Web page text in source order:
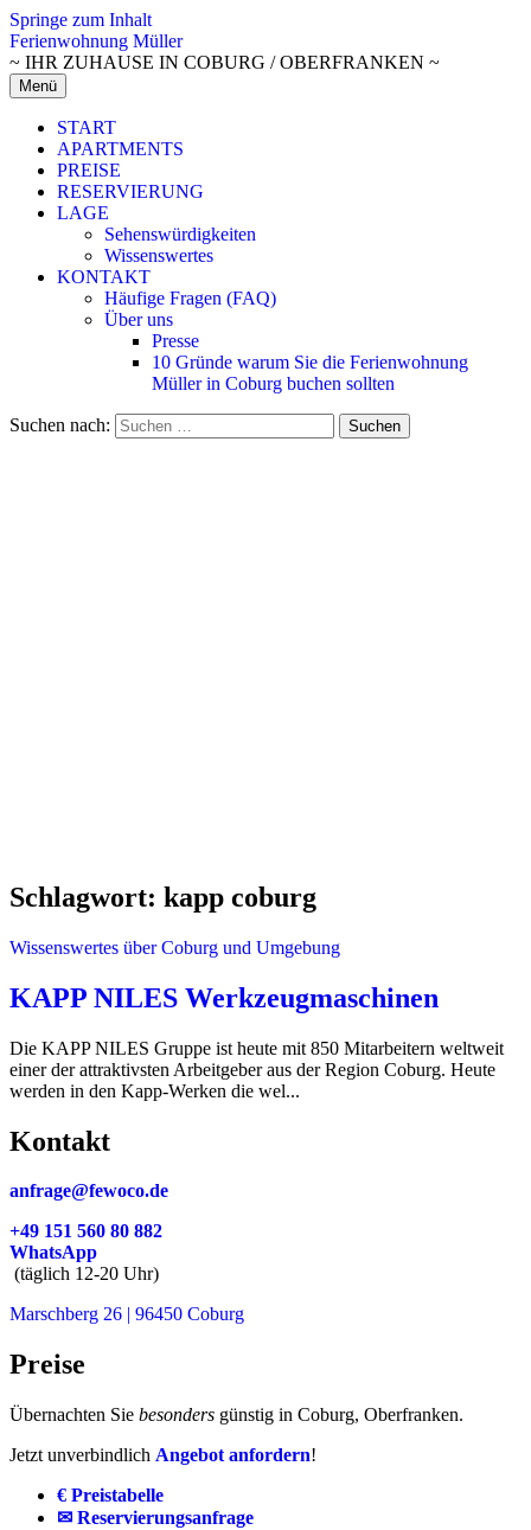
Springe zum Inhalt
Ferienwohnung Müller
~ IHR ZUHAUSE IN COBURG / OBERFRANKEN ~
Menü
START
APARTMENTS
PREISE
RESERVIERUNG
LAGE
Sehenswürdigkeiten
Wissenswertes
KONTAKT
Häufige Fragen (FAQ)
Über uns
Presse
10 Gründe warum Sie die Ferienwohnung
Müller in Coburg buchen sollten
Suchen nach:
Schlagwort: kapp coburg
Wissenswertes über Coburg und Umgebung
KAPP NILES Werkzeugmaschinen
Die KAPP NILES Gruppe ist heute mit 850 Mitarbeitern weltweit
einer der attraktivsten Arbeitgeber aus der Region Coburg. Heute
werden in den Kapp-Werken die wel...
Kontakt
anfrage@fewoco.de
+49 151 560 80 882
WhatsApp
(täglich 12-20 Uhr)
Marschberg 26 | 96450 Coburg
Preise
Übernachten Sie besonders günstig in Coburg, Oberfranken.
Jetzt unverbindlich Angebot anfordern!
€ Preistabelle
✉ Reservierungsanfrage